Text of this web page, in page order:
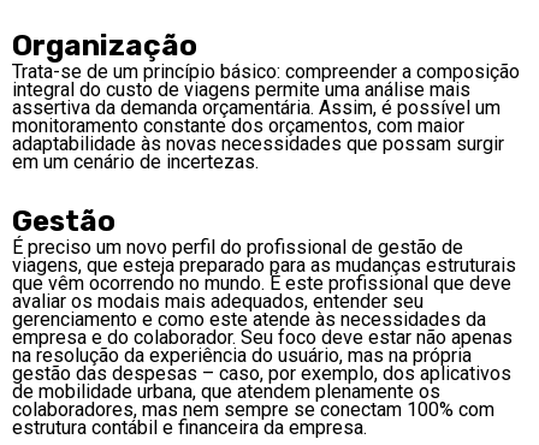
Organização
Trata-se de um princípio básico: compreender a composição
integral do custo de viagens permite uma análise mais
assertiva da demanda orçamentária. Assim, é possível um
monitoramento constante dos orçamentos, com maior
adaptabilidade às novas necessidades que possam surgir
em um cenário de incertezas.
Gestão
É preciso um novo perfil do profissional de gestão de
viagens, que esteja preparado para as mudanças estruturais
que vêm ocorrendo no mundo. É este profissional que deve
avaliar os modais mais adequados, entender seu
gerenciamento e como este atende às necessidades da
empresa e do colaborador. Seu foco deve estar não apenas
na resolução da experiência do usuário, mas na própria
gestão das despesas – caso, por exemplo, dos aplicativos
de mobilidade urbana, que atendem plenamente os
colaboradores, mas nem sempre se conectam 100% com
estrutura contábil e financeira da empresa.